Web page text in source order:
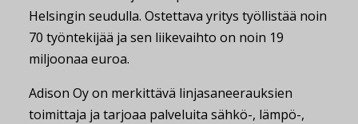
Helsingin seudulla. Ostettava yritys työllistää noin
70 työntekijää ja sen liikevaihto on noin 19
miljoonaa euroa.
Adison Oy on merkittävä linjasaneerauksien
toimittaja ja tarjoaa palveluita sähkö-, lämpö-,